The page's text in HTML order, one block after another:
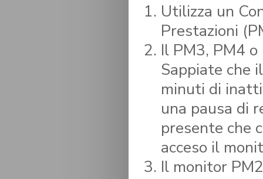
Utilizza un
Prestazioni
Il PM3, PM4
Sappiate che
minuti di
una pausa di
presente che
acceso il
Il monitor